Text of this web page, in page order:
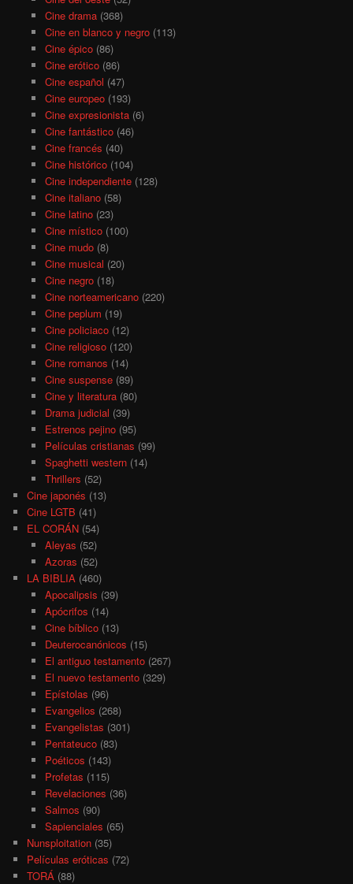
Cine drama(368)
Cine en blanco y negro(113)
Cine épico(86)
Cine erótico(86)
Cine español (47)
Cine europeo(193)
Cine expresionista(6)
Cine fantástico(46)
Cine francés (40)
Cine histórico(104)
Cine independiente(128)
Cine italiano(58)
Cine latino(23)
Cine místico(100)
Cine mudo(8)
Cine musical (20)
Cine negro(18)
Cine norteamericano(220)
Cine peplum (19)
Cine policiaco(12)
Cine religioso(120)
Cine romanos (14)
Cine suspense(89)
Cine y literatura(80)
Drama judicial (39)
Estrenos pejino(95)
Películas cristianas (99)
Spaghetti western(14)
Thrillers (52)
Cine japonés (13)
Cine LGTB (41)
EL CORÁN (54)
Aleyas (52)
Azoras (52)
LA BIBLIA (460)
Apocalipsis (39)
Apócrifos (14)
Cine bíblico(13)
Deuterocanónicos (15)
El antiguo testamento(267)
El nuevo testamento(329)
Epístolas (96)
Evangelios (268)
Evangelistas (301)
Pentateuco(83)
Poéticos (143)
Profetas (115)
Revelaciones (36)
Salmos (90)
Sapienciales (65)
Nunsploitation (35)
Películas eróticas (72)
TORÁ (88)